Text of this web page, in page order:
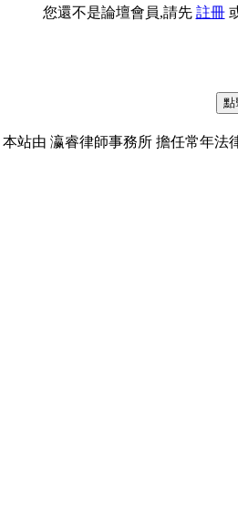
您還不是論壇會員,請先 註冊
本站由 瀛睿律師事務所 擔任常年法